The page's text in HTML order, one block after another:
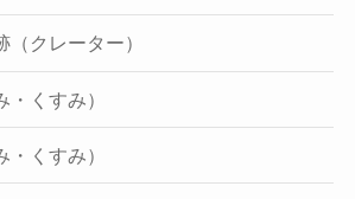
クレーター）
くすみ）
くすみ）